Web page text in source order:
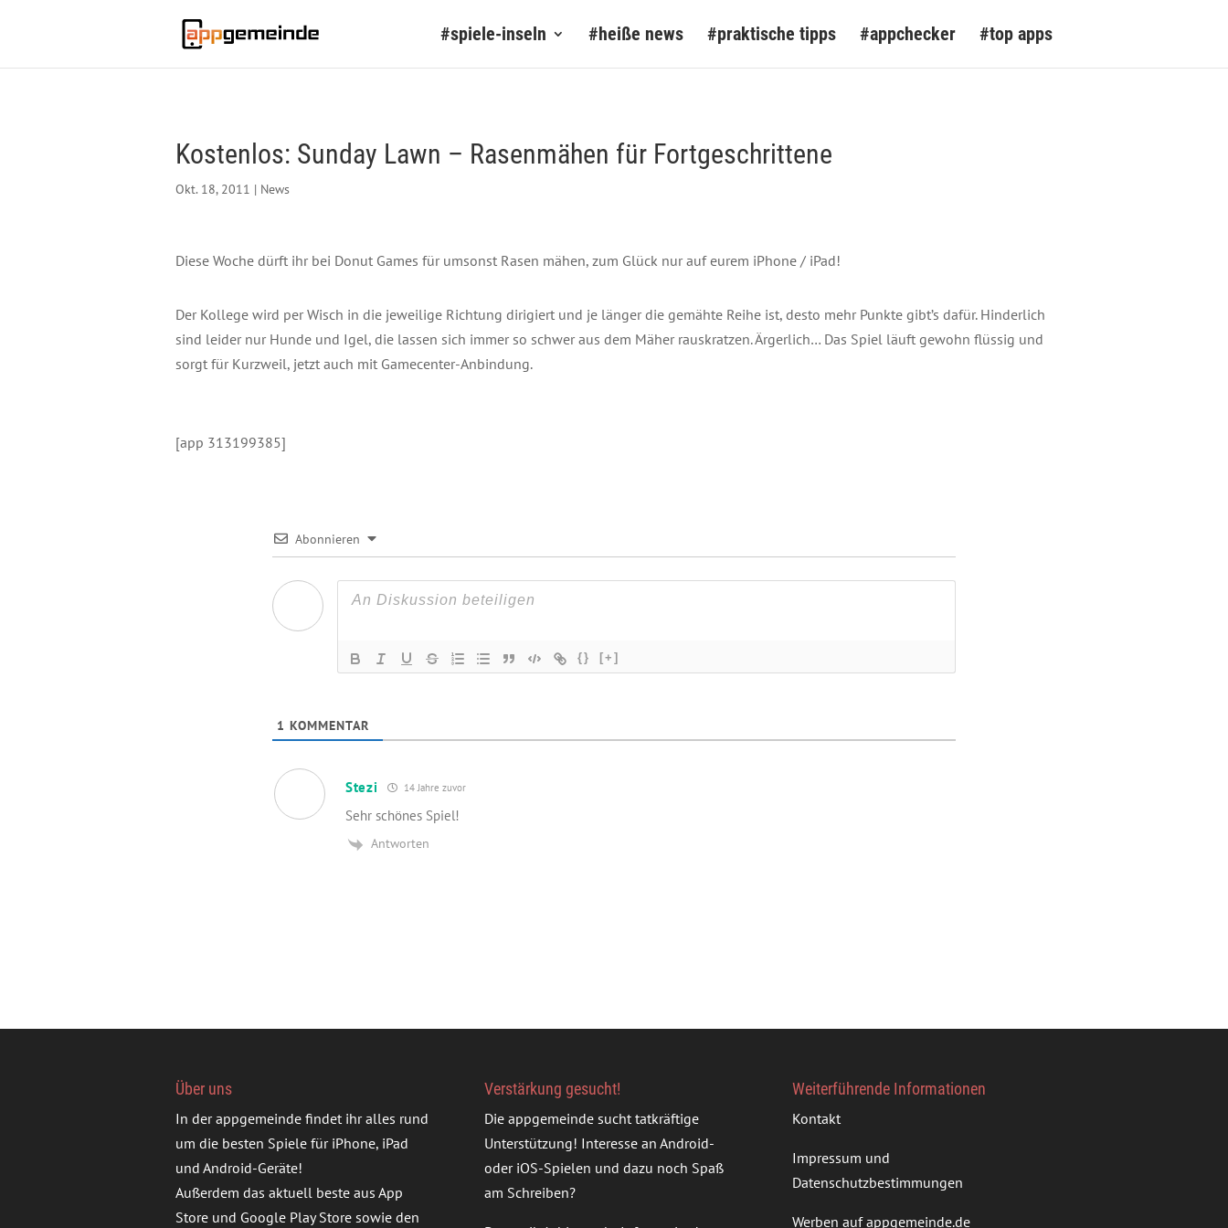
#spiele-inseln #heiße news #praktische tipps #appchecker #top apps
Kostenlos: Sunday Lawn – Rasenmähen für Fortgeschrittene
Okt. 18, 2011 | News
Diese Woche dürft ihr bei Donut Games für umsonst Rasen mähen, zum Glück nur auf eurem iPhone / iPad!
Der Kollege wird per Wisch in die jeweilige Richtung dirigiert und je länger die gemähte Reihe ist, desto mehr Punkte gibt’s dafür. Hinderlich
sind leider nur Hunde und Igel, die lassen sich immer so schwer aus dem Mäher rauskratzen. Ärgerlich… Das Spiel läuft gewohn flüssig und
sorgt für Kurzweil, jetzt auch mit Gamecenter-Anbindung.
[app 313199385]
Abonnieren
{} [+]
1 KOMMENTAR
Stezi 14 Jahre zuvor
Sehr schönes Spiel!
Antworten
Über uns
In der appgemeinde findet ihr alles rund
um die besten Spiele für iPhone, iPad
und Android-Geräte!
Außerdem das aktuell beste aus App
Store und Google Play Store sowie den
Verstärkung gesucht!
Die appgemeinde sucht tatkräftige
Unterstützung! Interesse an Android-
oder iOS-Spielen und dazu noch Spaß
am Schreiben?
Weiterführende Informationen
Kontakt
Impressum und
Datenschutzbestimmungen
Werben auf appgemeinde.de